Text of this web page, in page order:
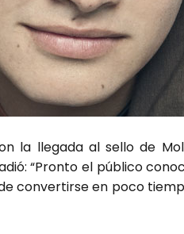
la lle­ga­da al sello de
“Pron­to el públi­co
con­ver­tir­se en poco